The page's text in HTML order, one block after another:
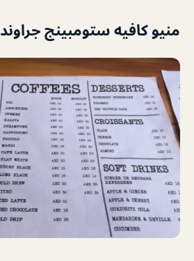
منيو كافيه ستومبينج جراوند